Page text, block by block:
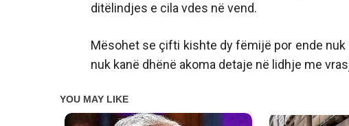
ditëlindjes e cila vdes në vend.
Mësohet se çifti kishte dy fëmijë por ende
nuk kanë dhënë akoma detaje në lidhje me